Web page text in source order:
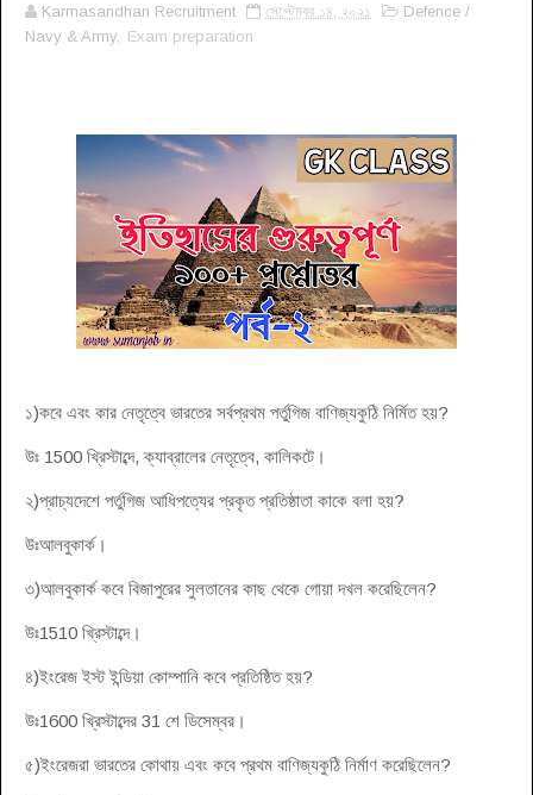
Karmasandhan Recruitment সেপ্টেম্বর ১৪, ২০২১
Defence /
Navy & Army,
Exam preparation
১)কবে এবং কার নেতৃত্বে ভারতের সর্বপ্রথম পর্তুগিজ বাণিজ্যকুঠি নির্মিত হয়?
উঃ 1500 খ্রিস্টাব্দে, ক্যাব্রালের নেতৃত্বে, কালিকটে।
২)প্রাচ্যদেশে পর্তুগিজ আধিপত্যের প্রকৃত প্রতিষ্ঠাতা কাকে বলা হয়?
উঃআলবুকার্ক।
৩)আলবুকার্ক কবে বিজাপুরের সুলতানের কাছ থেকে গোয়া দখল করেছিলেন?
উঃ1510 খ্রিস্টাব্দে।
৪)ইংরেজ ইস্ট ইন্ডিয়া কোম্পানি কবে প্রতিষ্ঠিত হয়?
উঃ1600 খ্রিস্টাব্দের 31 শে ডিসেম্বর।
৫)ইংরেজরা ভারতের কোথায় এবং কবে প্রথম বাণিজ্যকুঠি নির্মাণ করেছিলেন?